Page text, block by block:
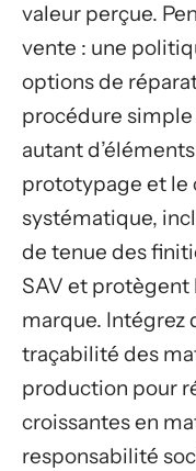
valeur perçue.
vente : une
options de
procédure
autant
prototypage et le
systématique,
de tenue des
SAV et
marque. Intégrez
traçabilité des
production pour
croissantes en
responsabilité